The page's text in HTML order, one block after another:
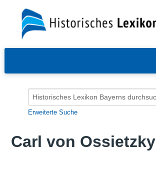
Erweiterte Suche
Carl von Ossietzky